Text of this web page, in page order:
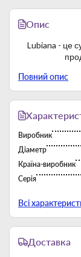
Опис
Lubiana - це
бренду.
Повний опис
Виробник
Діаметр
Країна-виробник
Серія
Всі
Доставка